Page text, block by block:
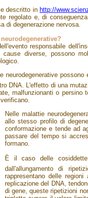
descritto in http://
regolato e, di
di degenerazione nervosa.
responsabile
diverse, possono
neurodegenerative
DNA. L'effetto di una
malfunzionanti o
Nelle malattie
allo stesso profilo di
conformazione e tende ad
passare del tempo si
formano.
È il caso delle
dall'allungamento di
rappresentano delle
replicazione del DNA,
di gene, queste ripetizioni